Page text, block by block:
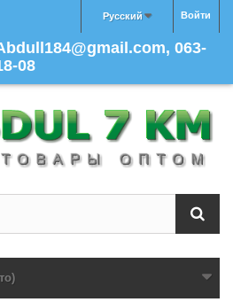
Войти
Русский
063-
08